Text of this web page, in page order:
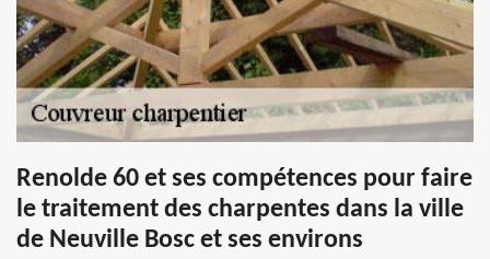
Renolde 60 et ses compétences pour faire
le traitement des charpentes dans la ville
de Neuville Bosc et ses environs